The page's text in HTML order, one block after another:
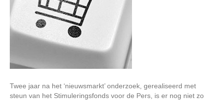
Twee jaar na het ‘nieuwsmarkt’ onderzoek, gerealiseerd met
steun van het Stimuleringsfonds voor de Pers, is er nog niet zo